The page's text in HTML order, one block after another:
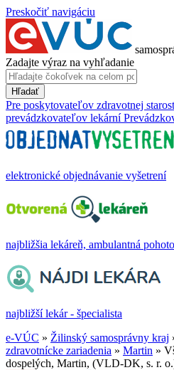
Preskočiť navigáciu
Zadajte výraz na vyhľadanie
Hľadať
Pre poskytovateľov zdravotnej
prevádzkovateľov lekární
elektronické objednávanie vyšetrení
najbližšia lekáreň, ambulantná
najbližší lekár - špecialista
e-VÚC » Žilinský samosprávny kraj
zdravotnícke zariadenia » Martin »
dospelých, Martin, (VLD-DK, s. r.